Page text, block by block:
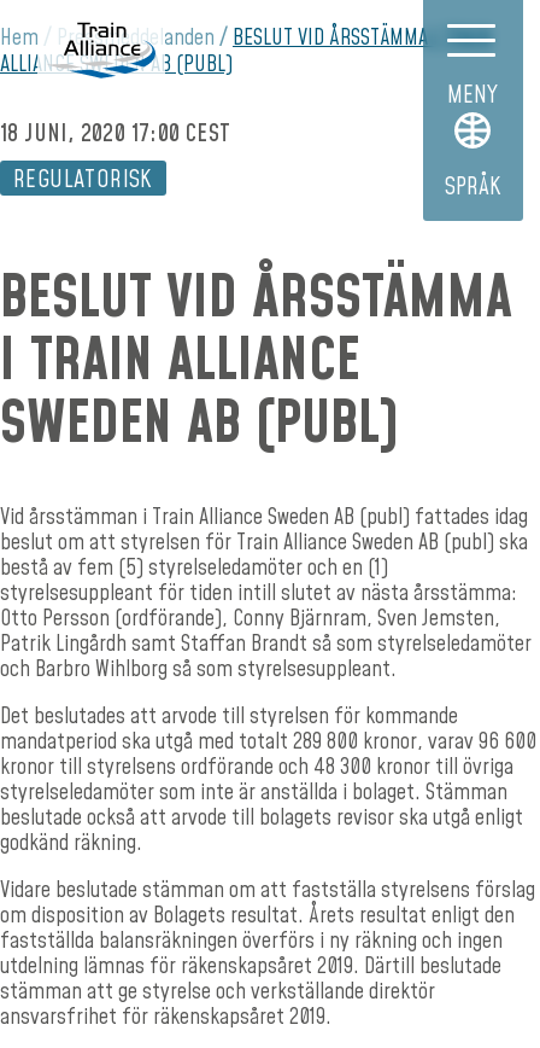
MENY
SPRÅK
Hem Pressmeddelanden
BESLUT VID ÅRSSTÄMMA I TRAIN
ALLIANCE SWEDEN AB (PUBL)
18 JUNI, 2020 17:00 CEST
REGULATORISK
BESLUT VID ÅRSSTÄMMA
I TRAIN ALLIANCE
SWEDEN AB (PUBL)
Vid årsstämman i Train Alliance Sweden AB (publ) fattades idag
beslut om att styrelsen för Train Alliance Sweden AB (publ) ska
bestå av fem (5) styrelseledamöter och en (1)
styrelsesuppleant för tiden intill slutet av nästa årsstämma:
Otto Persson (ordförande), Conny Bjärnram, Sven Jemsten,
Patrik Lingårdh samt Staffan Brandt så som styrelseledamöter
och Barbro Wihlborg så som styrelsesuppleant.
Det beslutades att arvode till styrelsen för kommande
mandatperiod ska utgå med totalt 289 800 kronor, varav 96 600
kronor till styrelsens ordförande och 48 300 kronor till övriga
styrelseledamöter som inte är anställda i bolaget. Stämman
beslutade också att arvode till bolagets revisor ska utgå enligt
godkänd räkning.
Vidare beslutade stämman om att fastställa styrelsens förslag
om disposition av Bolagets resultat. Årets resultat enligt den
fastställda balansräkningen överförs i ny räkning och ingen
utdelning lämnas för räkenskapsåret 2019. Därtill beslutade
stämman att ge styrelse och verkställande direktör
ansvarsfrihet för räkenskapsåret 2019.